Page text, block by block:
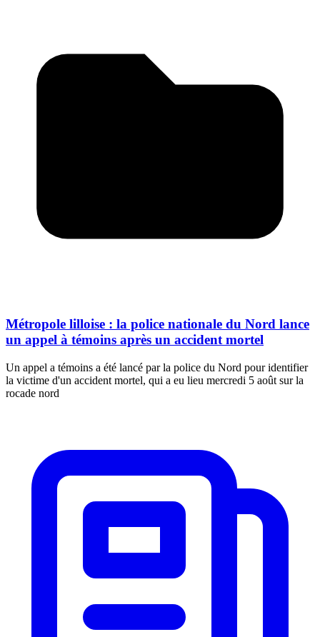
Métropole lilloise : la police nationale du Nord lance
un appel à témoins après un accident mortel
Un appel a témoins a été lancé par la police du Nord pour identifier
la victime d'un accident mortel, qui a eu lieu mercredi 5 août sur la
rocade nord